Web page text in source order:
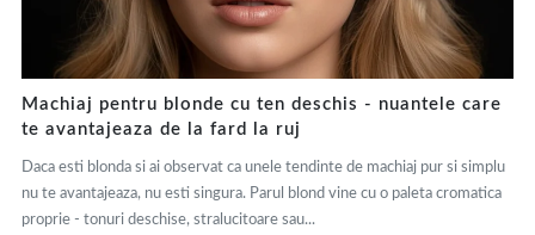
Machiaj pentru blonde cu ten deschis - nuantele care
te avantajeaza de la fard la ruj
Daca esti blonda si ai observat ca unele tendinte de machiaj pur si simplu
nu te avantajeaza, nu esti singura. Parul blond vine cu o paleta cromatica
proprie - tonuri deschise, stralucitoare sau...